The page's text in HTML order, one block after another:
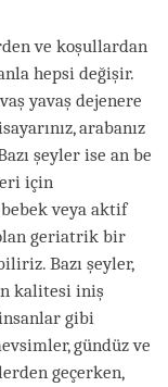
ve koşullardan
hepsi değişir.
yavaş dejenere
arabanız
şeyler ise an be
için
veya aktif
geriatrik bir
Bazı şeyler,
kalitesi iniş
gibi
gündüz ve
geçerken,